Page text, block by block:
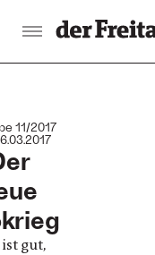
11/2017
gut,